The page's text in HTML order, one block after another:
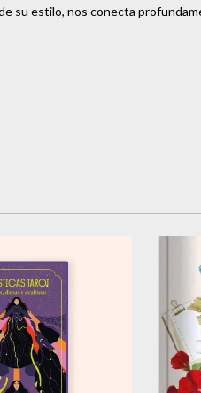
su estilo, nos conecta